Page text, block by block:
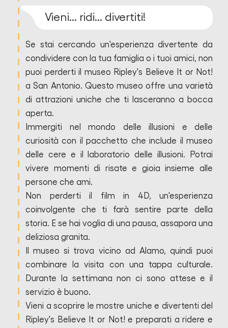
Vieni... ridi... divertiti!
Se stai cercando un'esperienza divertente da
condividere con la tua famiglia o i tuoi amici, non
puoi perderti il museo Ripley's Believe It or Not!
a San Antonio. Questo museo offre una varietà
di attrazioni uniche che ti lasceranno a bocca
aperta.
Immergiti nel mondo delle illusioni e delle
curiosità con il pacchetto che include il museo
delle cere e il laboratorio delle illusioni. Potrai
vivere momenti di risate e gioia insieme alle
persone che ami.
Non perderti il film in 4D, un'esperienza
coinvolgente che ti farà sentire parte della
storia. E se hai voglia di una pausa, assapora una
deliziosa granita.
Il museo si trova vicino ad Alamo, quindi puoi
combinare la visita con una tappa culturale.
Durante la settimana non ci sono attese e il
servizio è buono.
Vieni a scoprire le mostre uniche e divertenti del
Ripley's Believe It or Not! e preparati a ridere e